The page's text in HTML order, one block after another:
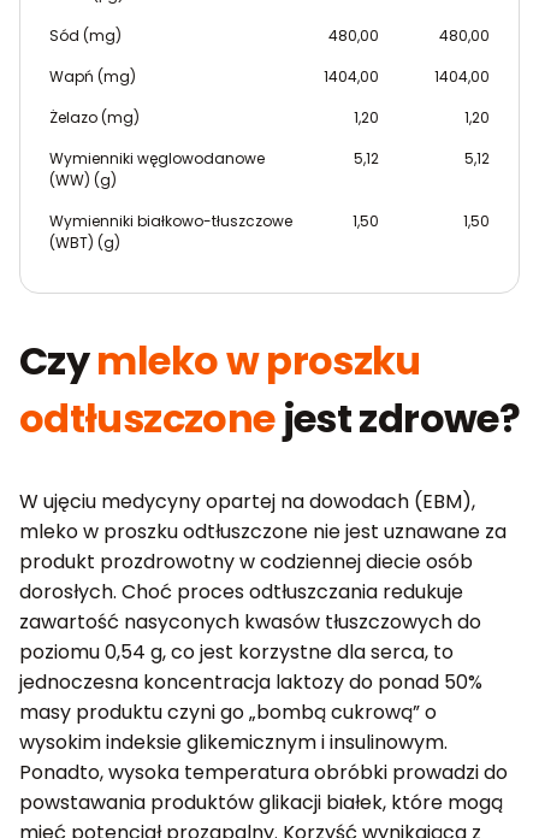
Sód (mg)
480,00
480,00
Wapń (mg)
1404,00
1404,00
Żelazo (mg)
1,20
1,20
Wymienniki węglowodanowe
(WW) (g)
5,12 5,12
Wymienniki białkowo-tłuszczowe
(WBT) (g)
1,50 1,50
Czymleko w proszku
odtłuszczonejest zdrowe?
W ujęciu medycyny opartej na dowodach (EBM),
mleko w proszku odtłuszczone nie jest uznawane za
produkt prozdrowotny w codziennej diecie osób
dorosłych. Choć proces odtłuszczania redukuje
zawartość nasyconych kwasów tłuszczowych do
poziomu 0,54 g, co jest korzystne dla serca, to
jednoczesna koncentracja laktozy do ponad 50%
masy produktu czyni go „bombą cukrową” o
wysokim indeksie glikemicznym i insulinowym.
Ponadto, wysoka temperatura obróbki prowadzi do
powstawania produktów glikacji białek, które mogą